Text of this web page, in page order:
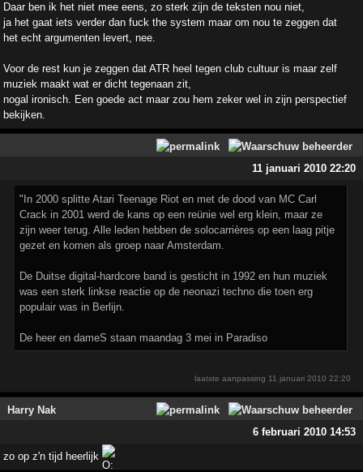
Daar ben ik het niet mee eens, zo sterk zijn de teksten nou niet,
ja het gaat iets verder dan fuck the system maar om nou te zeggen dat
het echt argumenten levert, nee.
Voor de rest kun je zeggen dat ATR heel tegen club cultuur is maar zelf
muziek maakt wat er dicht tegenaan zit,
nogal ironisch. Een goede act maar zou hem zeker wel in zijn perspectief
bekijken.
11 januari 2010 22:20
"In 2000 splitte Atari Teenage Riot en met de dood van MC Carl
Crack in 2001 werd de kans op een reünie wel erg klein, maar ze
zijn weer terug. Alle leden hebben de solocarrières op een laag pitje
gezet en komen als groep naar Amsterdam.
De Duitse digital-hardcore band is gesticht in 1992 en hun muziek
was een sterk linkse reactie op de neonazi techno die toen erg
populair was in Berlijn.
De heer en dameS staan maandag 3 mei in Paradiso
laatste aanpassing 11 januari 2010 22:20
Harry Nak
6 februari 2010 14:53
zo op z'n tijd heerlijk